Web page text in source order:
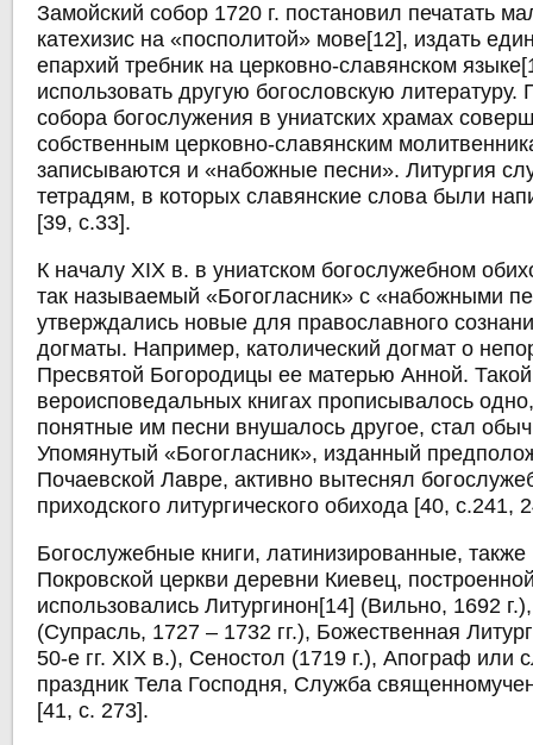
Замойский собор 1720 г. постановил печатать
катехизис на «посполитой» мове[12], издать
епархий требник на церковно-славянском
использовать другую богословскую литературу.
собора богослужения в униатских храмах
собственным церковно-славянским
записываются и «набожные песни». Литургия
тетрадям, в которых славянские слова были
[39, с.33].
К началу XIX в. в униатском богослужебном
так называемый «Богогласник» с «набожными
утверждались новые для православного
догматы. Например, католический догмат о
Пресвятой Богородицы ее матерью Анной.
вероисповедальных книгах прописывалось
понятные им песни внушалось другое, стал
Упомянутый «Богогласник», изданный
Почаевской Лавре, активно вытеснял
приходского литургического обихода [40, с.241,
Богослужебные книги, латинизированные,
Покровской церкви деревни Киевец,
использовались Литургинон[14] (Вильно, 1692
(Супрасль, 1727 – 1732 гг.), Божественная
50-е гг. XIX в.), Сеностол (1719 г.), Апограф или
праздник Тела Господня, Служба
[41, с. 273].